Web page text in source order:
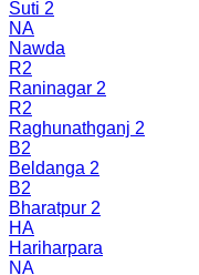
Suti 2
NA
Nawda
R2
Raninagar 2
R2
Raghunathganj 2
B2
Beldanga 2
B2
Bharatpur 2
HA
Hariharpara
NA